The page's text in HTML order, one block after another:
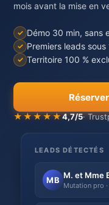
mois avant la mise en
Démo 30 min, sans
Premiers leads sous
Territoire 100 %
★★★★★4,7/5·
LEADS DÉTECTÉS
MB
M. et Mme
Mutation pro ·